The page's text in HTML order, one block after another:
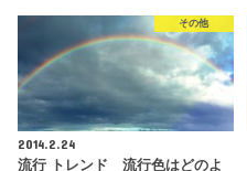
その他
2014.2.24
流行 トレンド 流行色はどのよ